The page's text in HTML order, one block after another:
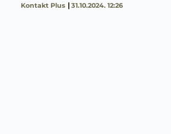
Kontakt Plus 31.10.2024. 12:26